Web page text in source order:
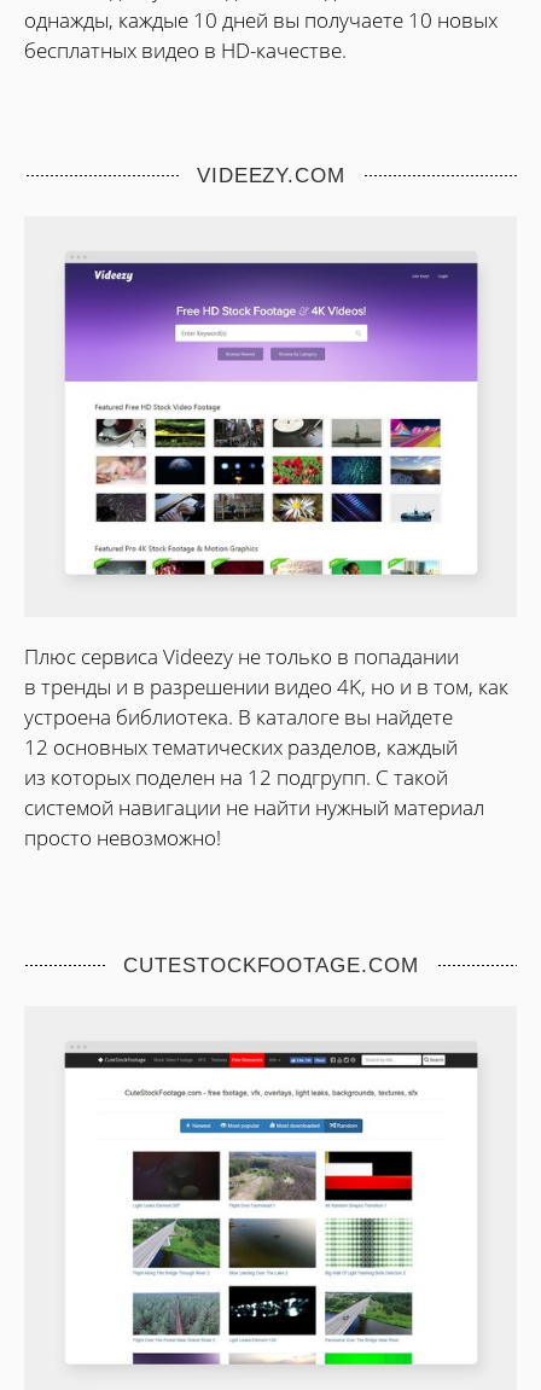
однажды, каждые 10 дней вы получаете 10 новых
бесплатных видео в HD-качестве.
VIDEEZY.COM
Плюс сервиса Videezy не только в попадании
в тренды и в разрешении видео 4K, но и в том, как
устроена библиотека. В каталоге вы найдете
12 основных тематических разделов, каждый
из которых поделен на 12 подгрупп. С такой
системой навигации не найти нужный материал
просто невозможно!
CUTESTOCKFOOTAGE.COM